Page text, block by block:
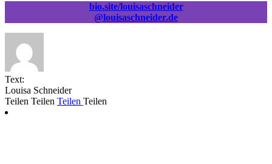
bio.site/louisaschneider
@louisaschneider.de
Text:
Louisa Schneider
Teilen Teilen Teilen Teilen